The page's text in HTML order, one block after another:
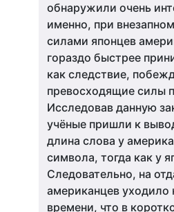
обнаружили очень
именно, при
силами японцев
гораздо быстрее
как следствие,
превосходящие силы
Исследовав данную
учёные пришли к
длина слова у
символа, тогда как у
Следовательно, на
американцев уходило
времени, что в